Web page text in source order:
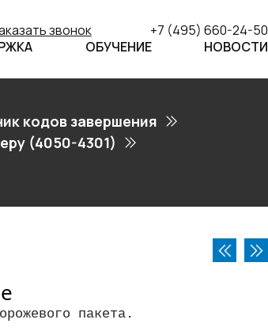
звонок
+7 (495) 660-24-50
ОБУЧЕНИЕ НОВОСТИ
кодов завершения
(4050-4301)
пакета.